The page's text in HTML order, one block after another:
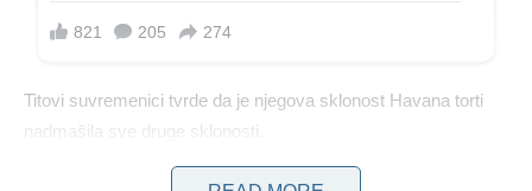
Titovi suvremenici tvrde da je njegova sklonost Havana torti
nadmašila sve druge sklonosti.
Ova divna poslastica priprema se brzo i uz minimalan napor,